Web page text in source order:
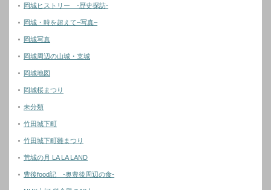
岡城ヒストリー -歴史探訪-
岡城・時を超えて–写真–
岡城写真
岡城周辺の山城・支城
岡城地図
岡城桜まつり
未分類
竹田城下町
竹田城下町雛まつり
荒城の月 LA LA LAND
豊後food記 -奥豊後周辺の食-